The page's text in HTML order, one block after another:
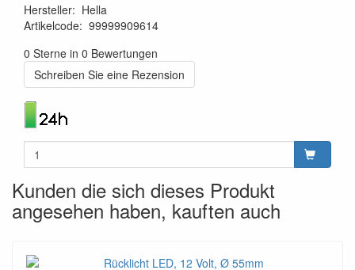
Hersteller: Hella
Artikelcode: 99999909614
0 Sterne in 0 Bewertungen
Schreiben Sie eine Rezension
Kunden die sich dieses Produkt
angesehen haben, kauften auch